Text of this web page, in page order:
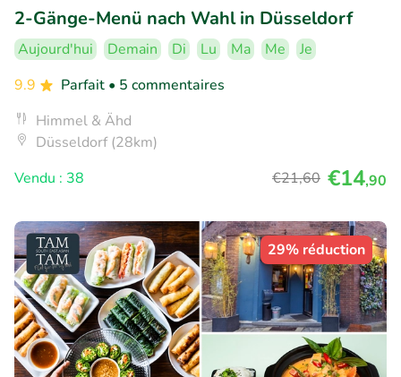
2-Gänge-Menü nach Wahl in Düsseldorf
Aujourd'hui Demain Di Lu Ma Me
Je
9.9
Parfait • 5 commentaires
Himmel & Ähd
Düsseldorf (28km)
Vendu : 38
€21,60 €14,90
29% réduction